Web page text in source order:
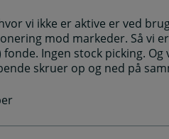
vi ikke er aktive er ved
mod markeder. Så vi
fonde. Ingen stock picking.
skruer op og ned på